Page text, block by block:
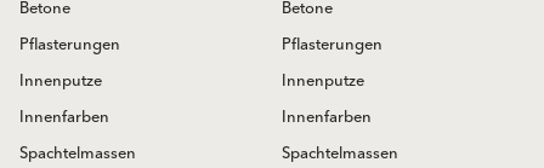
Betone
Pflasterungen
Innenputze
Innenfarben
Spachtelmassen
Betone
Pflasterungen
Innenputze
Innenfarben
Spachtelmassen